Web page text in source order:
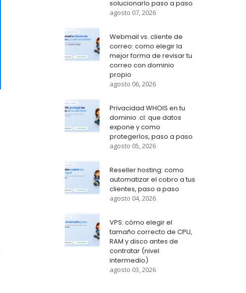
solucionarlo paso a paso
agosto 07, 2026
Webmail vs. cliente de
correo: como elegir la
mejor forma de revisar tu
correo con dominio
propio
agosto 06, 2026
Privacidad WHOIS en tu
dominio .cl: que datos
expone y como
protegerlos, paso a paso
agosto 05, 2026
Reseller hosting: como
automatizar el cobro a tus
clientes, paso a paso
agosto 04, 2026
VPS: cómo elegir el
tamaño correcto de CPU,
RAM y disco antes de
contratar (nivel
intermedio)
agosto 03, 2026